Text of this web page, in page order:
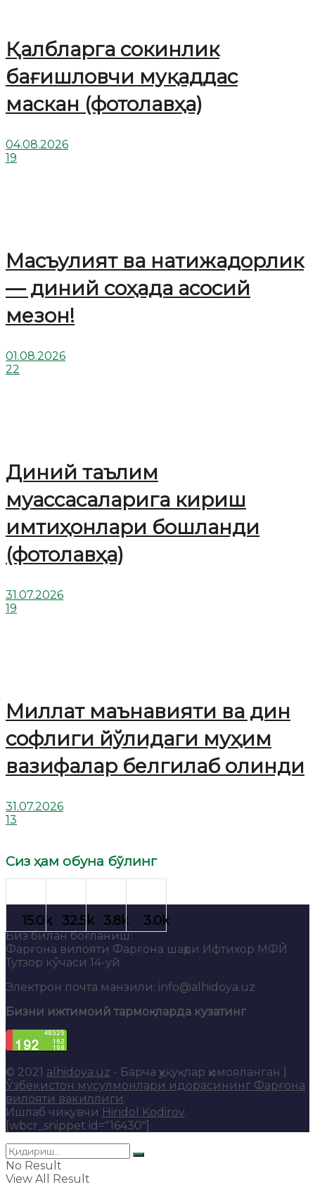
Қалбларга сокинлик
бағишловчи муқаддас
маскан (фотолавҳа)
04.08.2026
19
Масъулият ва натижадорлик
— диний соҳада асосий
мезон!
01.08.2026
22
Диний таълим
муассасаларига кириш
имтиҳонлари бошланди
(фотолавҳа)
31.07.2026
19
Миллат маънавияти ва дин
софлиги йўлидаги муҳим
вазифалар белгилаб олинди
31.07.2026
13
Сиз ҳам обуна бўлинг
Биз билан боғланиш:
Фарғона вилояти Фарғона шаҳри Ифтихор МФЙ
Тутзор кўчаси 14-уй
Электрон почта манзили: info@alhidoya.uz
Бизни ижтимоий тармоқларда кузатинг
© 2021 alhidoya.uz - Барча ҳуқуқлар ҳимояланган |
Ўзбекистон мусулмонлари идорасининг Фарғона
вилояти вакиллиги.
Ишлаб чиқувчи Hindol Kodirov.
[wbcr_snippet id="16430"]
No Result
View All Result